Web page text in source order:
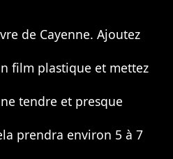
de Cayenne. Ajoutez
film plastique et mettez
tendre et presque
prendra environ 5 à 7